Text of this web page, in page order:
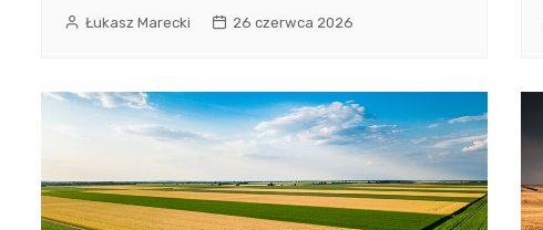
Łukasz Marecki 26 czerwca 2026